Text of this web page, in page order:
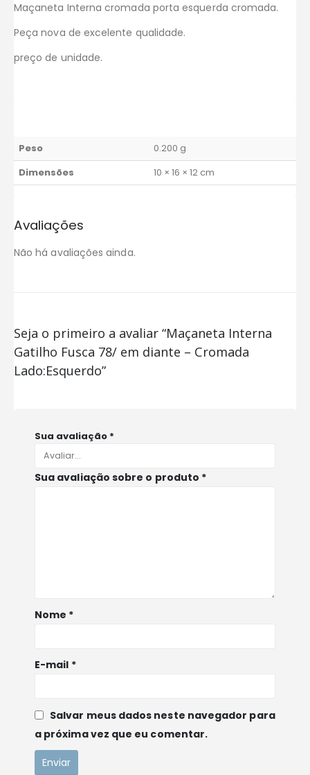
Maçaneta Interna cromada porta esquerda cromada.
Peça nova de excelente qualidade.
preço de unidade.
Peso
0.200 g
Dimensões
10 × 16 × 12 cm
Avaliações
Não há avaliações ainda.
Seja o primeiro a avaliar “Maçaneta Interna
Gatilho Fusca 78/ em diante – Cromada
Lado:Esquerdo”
Sua avaliação *
Sua avaliação sobre o produto *
Nome *
E-mail *
Salvar meus dados neste navegador para
a próxima vez que eu comentar.
Política de Privacidade
Política de Pagamento
Política de Frete